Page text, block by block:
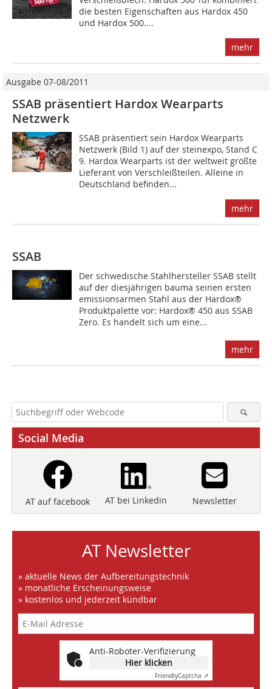
die besten Eigenschaften aus Hardox 450
und Hardox 500....
mehr
Ausgabe 07-08/2011
SSAB präsentiert Hardox Wearparts
Netzwerk
SSAB präsentiert sein Hardox Wearparts
Netzwerk (Bild 1) auf der steinexpo, Stand C
9. Hardox Wearparts ist der weltweit größte
Lieferant von Verschleißteilen. Alleine in
Deutschland befinden...
mehr
SSAB
Der schwedische Stahlhersteller SSAB stellt
auf der diesjährigen bauma seinen ersten
emissionsarmen Stahl aus der Hardox®
Produktpalette vor: Hardox® 450 aus SSAB
Zero. Es handelt sich um eine...
mehr
Social Media
AT auf facebook AT bei Linkedin Newsletter
AT Newsletter
» aktuelle News der Aufbereitungstechnik
» monatliche Erscheinungsweise
» kostenlos und jederzeit kündbar
Anti-Roboter-Verifizierung
Hier klicken
FriendlyCaptcha ⇗